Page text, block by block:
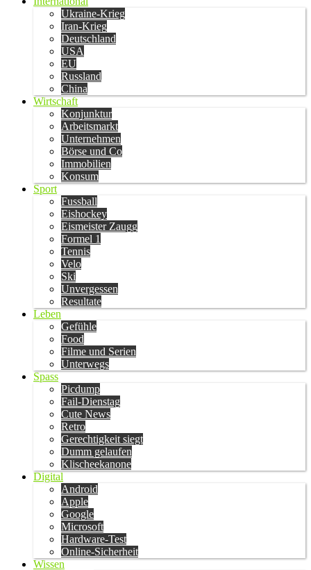
Ukraine-Krieg
Iran-Krieg
Deutschland
USA
EU
Russland
China
Wirtschaft
Konjunktur
Arbeitsmarkt
Unternehmen
Börse und Co
Immobilien
Konsum
Sport
Fussball
Eishockey
Eismeister Zaugg
Formel 1
Tennis
Velo
Ski
Unvergessen
Resultate
Leben
Gefühle
Food
Filme und Serien
Unterwegs
Spass
Picdump
Fail-Dienstag
Cute News
Retro
Gerechtigkeit siegt
Dumm gelaufen
Klischeekanone
Digital
Android
Apple
Google
Microsoft
Hardware-Test
Online-Sicherheit
Wissen